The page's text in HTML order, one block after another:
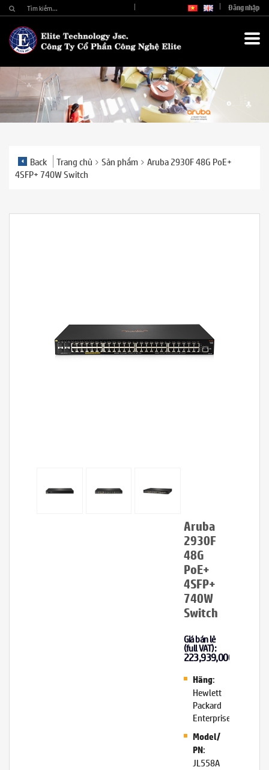
Đăng nhập
Back Trang chủ Sản phẩm
Aruba 2930F 48G PoE+
4SFP+ 740W Switch
Aruba
2930F
48G
PoE+
4SFP+
740W
Switch
Giá bán lẻ
(full VAT):
223,939,000
Hãng:
Hewlett
Packard
Enterprise/Aruba
Model/
PN:
JL558A